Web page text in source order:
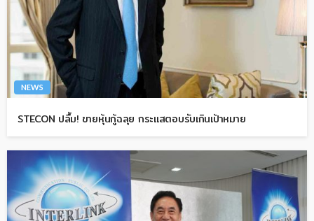
NEWS
STECON ปลื้ม! ขายหุ้นกู้ฉลุย กระแสตอบรับเกินเป้าหมาย